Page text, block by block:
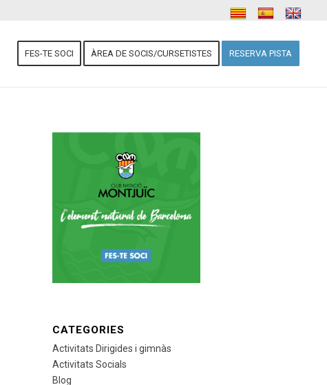
FES-TE SOCI ÀREA DE SOCIS/CURSETISTES RESERVA PISTA
CATEGORIES
Activitats Dirigides i gimnàs
Activitats Socials
Blog